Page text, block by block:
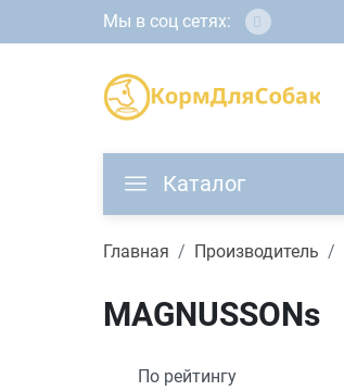
Мы в соц сетях:
Каталог
Главная Производитель
MAGNUSSONs